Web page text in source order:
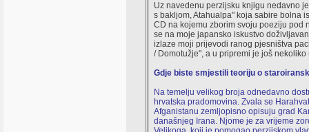
Uz navedenu perzijsku knjigu nedavno
s bakljom, Atahualpa" koja sabire bolna
CD na kojemu zborim svoju poeziju pod
se na moje japansko iskustvo
izlaze moji prijevodi ranog pjesništva
/ Domotužje", a u pripremi je još
Gdje biste smjestili teoriju o
Na temelju velikog broja odnedavno
hrvatska pradomovina. Zvala se
Afganistanu zemljopisno opisuju grad
današnjeg Irana. Njome je za vrijeme